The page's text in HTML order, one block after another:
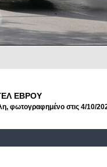
ΕΒΡΟΥ
φωτογραφημένο στις 4/10/